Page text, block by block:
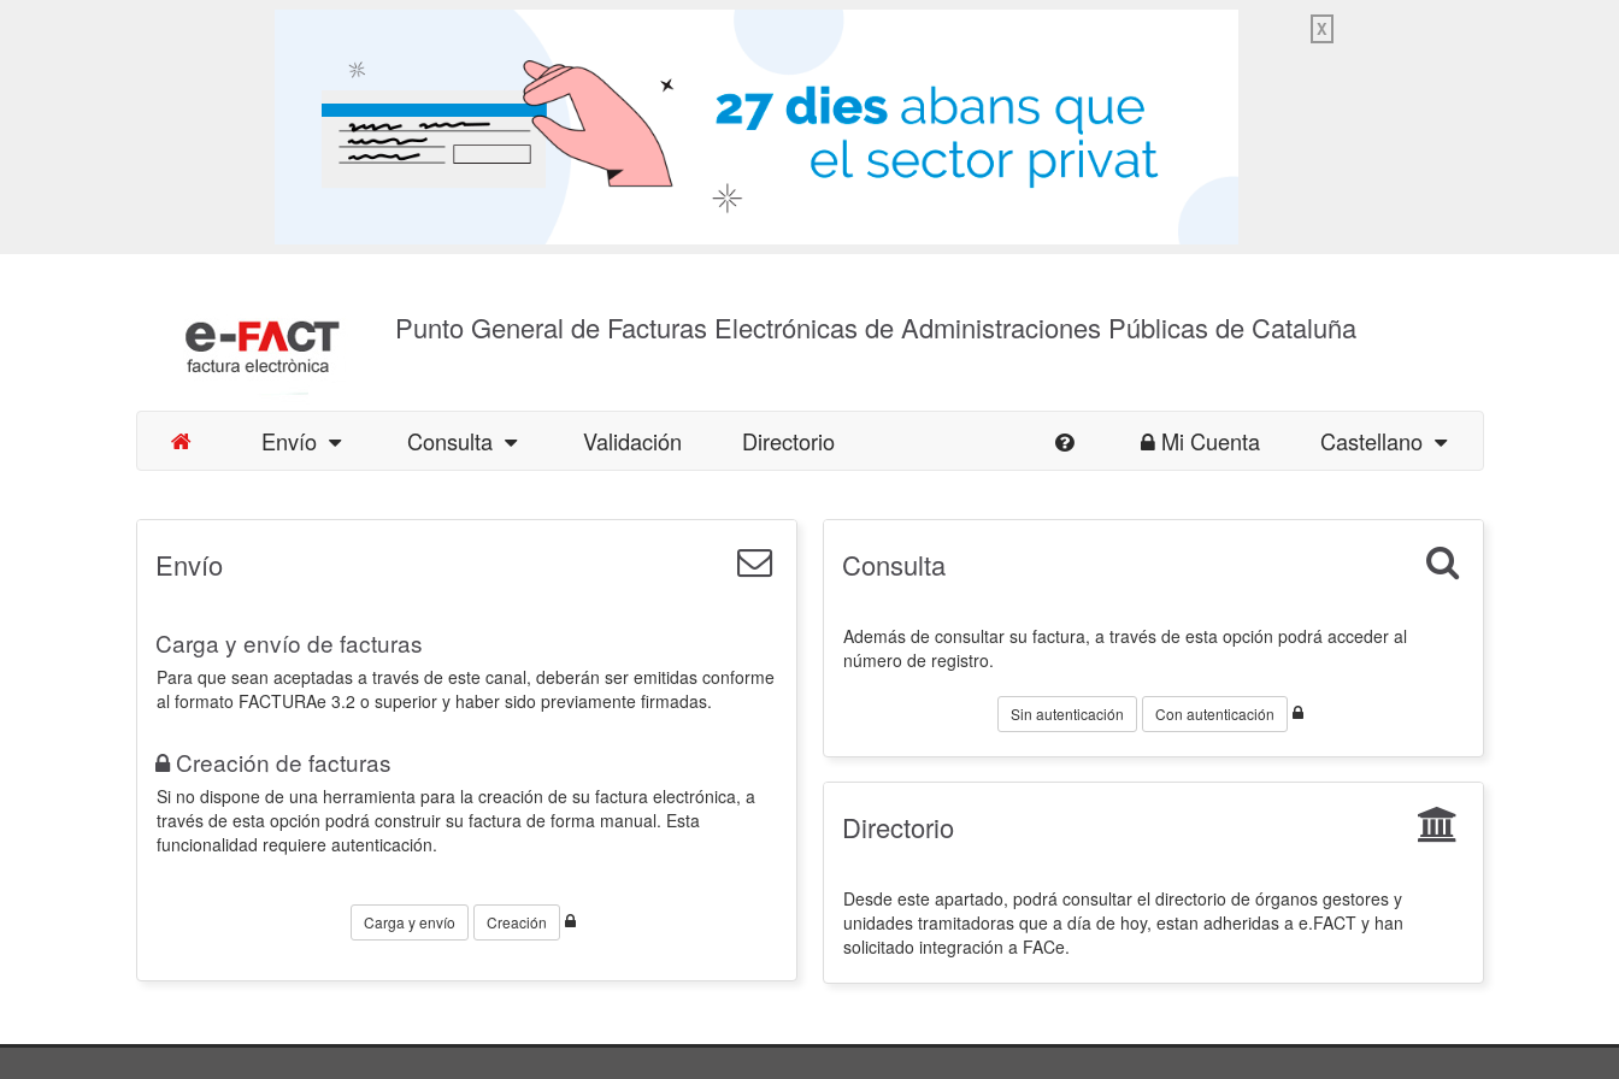
X
Punto General de Facturas Electrónicas de Administraciones Públicas de Cataluña
Envío Consulta Validación Directorio Mi Cuenta Castellano
Envío
Carga y envío de facturas
Para que sean aceptadas a través de este canal, deberán ser emitidas conforme
al formato FACTURAe 3.2 o superior y haber sido previamente firmadas.
Creación de facturas
Si no dispone de una herramienta para la creación de su factura electrónica, a
través de esta opción podrá construir su factura de forma manual. Esta
funcionalidad requiere autenticación.
Carga y envío Creación
Consulta
Además de consultar su factura, a través de esta opción podrá acceder al
número de registro.
Sin autenticación Con autenticación
Directorio
Desde este apartado, podrá consultar el directorio de órganos gestores y
unidades tramitadoras que a día de hoy, estan adheridas a e.FACT y han
solicitado integración a FACe.